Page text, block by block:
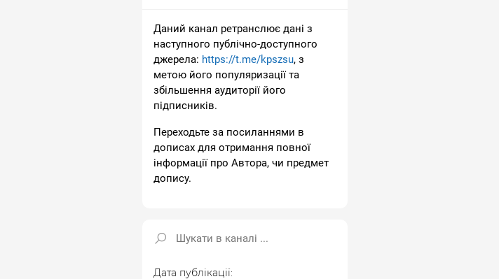
Даний канал ретранслює дані з
наступного публічно-доступного
джерела: https://t.me/kpszsu, з
метою його популяризації та
збільшення аудиторії його
підписників.
Переходьте за посиланнями в
дописах для отримання повної
інформації про Автора, чи предмет
допису.
Дата публікації: